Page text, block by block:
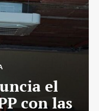
el
con las